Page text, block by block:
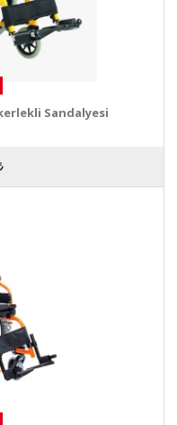
Sandalyesi